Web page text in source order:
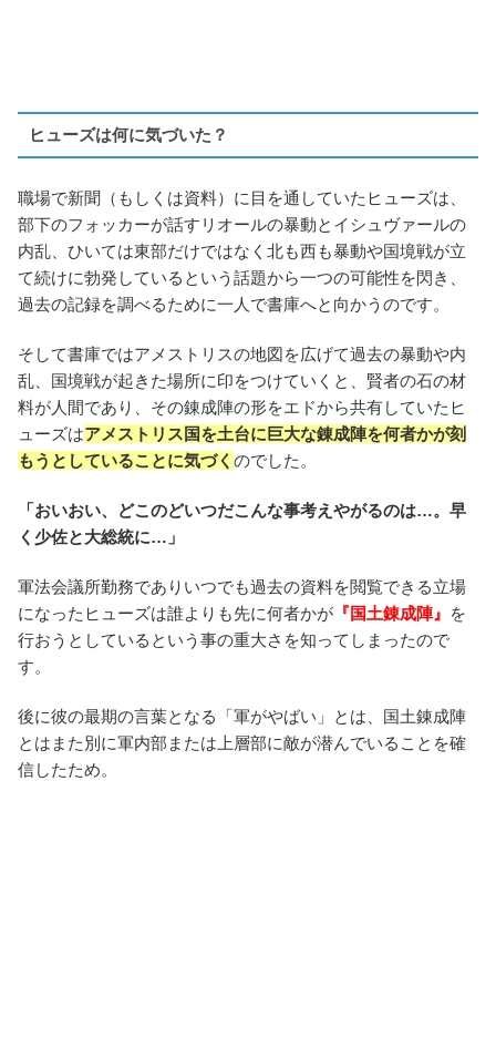
ヒューズは何に気づいた？
職場で新聞（もしくは資料）に目を通していたヒューズは、
部下のフォッカーが話すリオールの暴動とイシュヴァールの
内乱、ひいては東部だけではなく北も西も暴動や国境戦が立
て続けに勃発しているという話題から一つの可能性を閃き、
過去の記録を調べるために一人で書庫へと向かうのです。
そして書庫ではアメストリスの地図を広げて過去の暴動や内
乱、国境戦が起きた場所に印をつけていくと、賢者の石の材
料が人間であり、その錬成陣の形をエドから共有していたヒ
ューズはアメストリス国を土台に巨大な錬成陣を何者かが刻
もうとしていることに気づく のでした。
「おいおい、どこのどいつだこんな事考えやがるのは…。早
く少佐と大総統に…」
軍法会議所勤務でありいつでも過去の資料を閲覧できる立場
になったヒューズは誰よりも先に何者かが 『国土錬成陣』 を
行おうとしているという事の重大さを知ってしまったので
す。
後に彼の最期の言葉となる「軍がやばい」とは、国土錬成陣
とはまた別に軍内部または上層部に敵が潜んでいることを確
信したため。